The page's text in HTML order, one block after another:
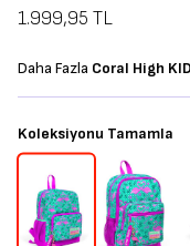
1.999,95 TL
Daha Fazla Coral High
Koleksiyonu Tamamla